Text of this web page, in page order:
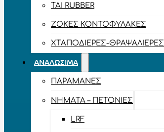
TAI RUBBER
ΖΌΚΕΣ ΚΟΝΤΟΦΎΛΑΚΕΣ
ΧΤΑΠΟΔΙΈΡΕΣ-ΘΡΑΨΑΛΙΈΡΕΣ
ΑΝΑΛΏΣΙΜΑ
ΠΑΡΑΜΆΝΕΣ
ΝΉΜΑΤΑ – ΠΕΤΟΝΙΈΣ
LRF